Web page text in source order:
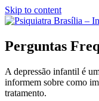
Skip to content
Perguntas
A depressão infantil é
informem sobre como
tratamento.